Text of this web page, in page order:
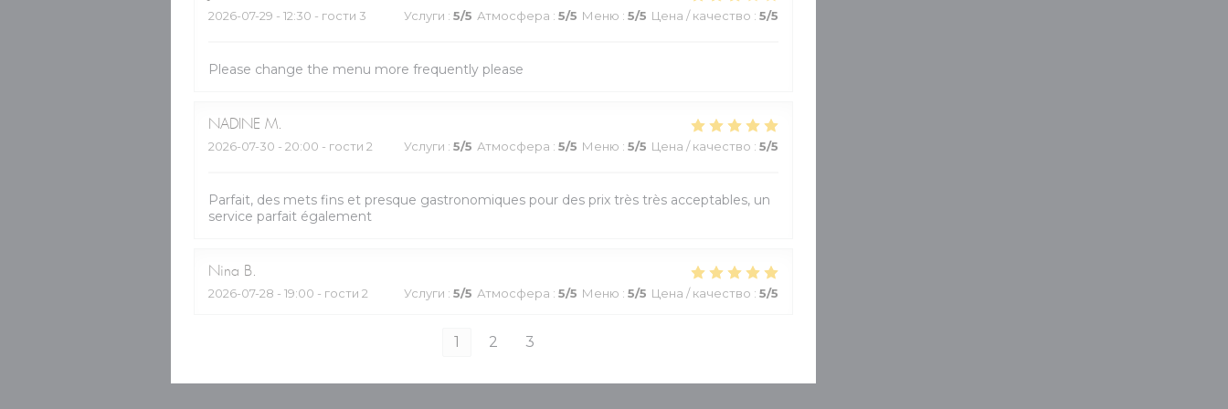
2026-07-29 - 12:30 - гости 3 Услуги : 5/5 Атмосфера : 5/5 Меню : 5/5 Цена / качество : 5/5
Please change the menu more frequently please
NADINE M
2026-07-30 - 20:00 - гости 2 Услуги : 5/5 Атмосфера : 5/5 Меню : 5/5 Цена / качество : 5/5
Parfait, des mets fins et presque gastronomiques pour des prix très très acceptables, un
service parfait également
Nina B
2026-07-28 - 19:00 - гости 2 Услуги : 5/5 Атмосфера : 5/5 Меню : 5/5 Цена / качество : 5/5
1 2 3